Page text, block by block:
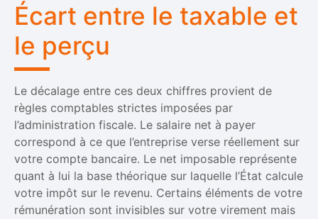
Écart entre le taxable et
le perçu
Le décalage entre ces deux chiffres provient de
règles comptables strictes imposées par
l’administration fiscale. Le salaire net à payer
correspond à ce que l’entreprise verse réellement sur
votre compte bancaire. Le net imposable représente
quant à lui la base théorique sur laquelle l’État calcule
votre impôt sur le revenu. Certains éléments de votre
rémunération sont invisibles sur votre virement mais